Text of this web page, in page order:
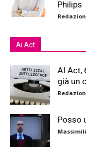
Philips
Ai Act
AI Act,
già un
Posso